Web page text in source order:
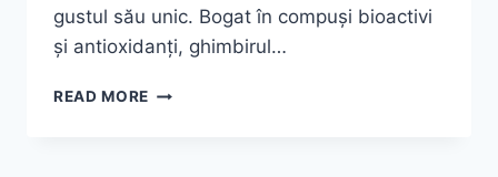
gustul său unic. Bogat în compuși bioactivi
și antioxidanți, ghimbirul…
READ MORE PRĂJITURĂ